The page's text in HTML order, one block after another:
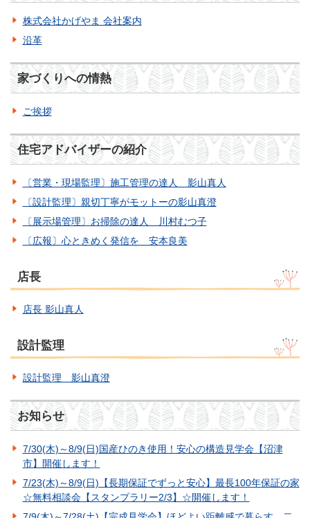
株式会社かげやま 会社案内
沿革
家づくりへの情熱
ご挨拶
住宅アドバイザーの紹介
〔営業・現場監理〕施工管理の達人 影山真人
〔設計監理〕親切丁寧がモットーの影山真澄
〔展示場管理〕お掃除の達人 川村むつ子
〔広報〕心ときめく発信を 安本良美
店長
店長 影山真人
設計監理
設計監理 影山真澄
お知らせ
7/30(木)～8/9(日)国産ひのき使用！安心の構造見学会【沼津
市】開催します！
7/23(木)～8/9(日)【長期保証でずっと安心】最長100年保証の家
☆無料相談会【スタンプラリー2/3】☆開催します！